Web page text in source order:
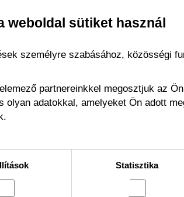
weboldal sütiket használ
személyre szabásához, közösségi
partnereinkkel megosztjuk az
olyan adatokkal, amelyeket Ön adott
Statisztika
EHHEZ HASONLÓ